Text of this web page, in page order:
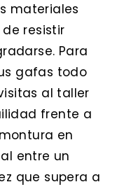
materiales
resistir
Para
gafas todo
al taller
frente a
en
entre un
que supera a